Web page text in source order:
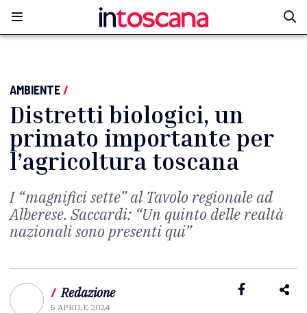
AMBIENTE/
Distretti biologici, un
primato importante per
l’agricoltura toscana
I “magnifici sette” al Tavolo regionale ad
Alberese. Saccardi: “Un quinto delle realtà
nazionali sono presenti qui”
/ Redazione
5 APRILE 2024